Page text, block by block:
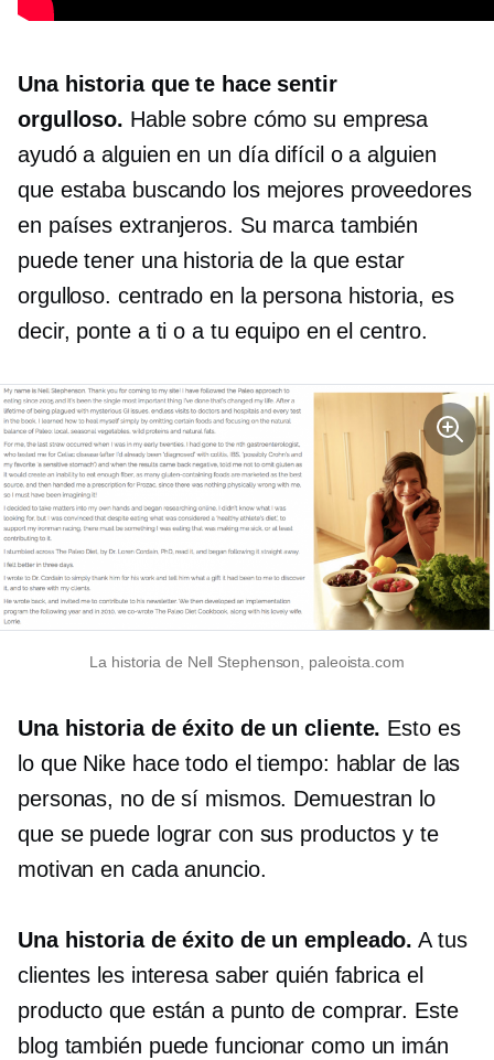
Una historia que te hace sentir
orgulloso. Hable sobre cómo su empresa
ayudó a alguien en un día difícil o a alguien
que estaba buscando los mejores proveedores
en países extranjeros. Su marca también
puede tener una historia de la que estar
orgulloso. centrado en la personahistoria, es
decir, ponte a ti o a tu equipo en el centro.
La historia de Nell Stephenson, paleoista.com
Una historia de éxito de un cliente. Esto es
lo que Nike hace todo el tiempo: hablar de las
personas, no de sí mismos. Demuestran lo
que se puede lograr con sus productos y te
motivan en cada anuncio.
Una historia de éxito de un empleado. A tus
clientes les interesa saber quién fabrica el
producto que están a punto de comprar. Este
blog también puede funcionar como un imán